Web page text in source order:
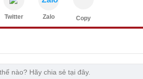
Twitter Zalo Copy